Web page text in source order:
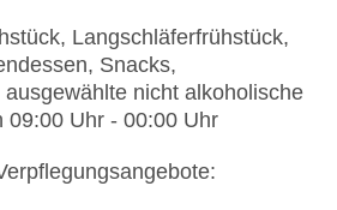
Langschläferfrühstück,
Snacks,
nicht alkoholische
09:00 Uhr - 00:00 Uhr